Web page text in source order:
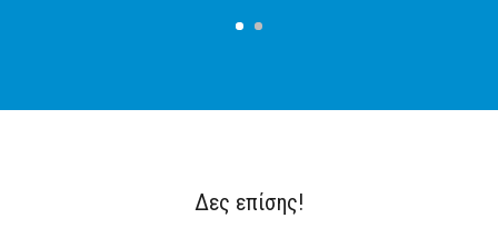
Δες επίσης!